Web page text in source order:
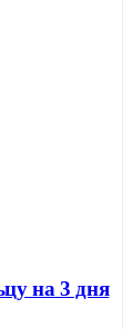
на 3 дня